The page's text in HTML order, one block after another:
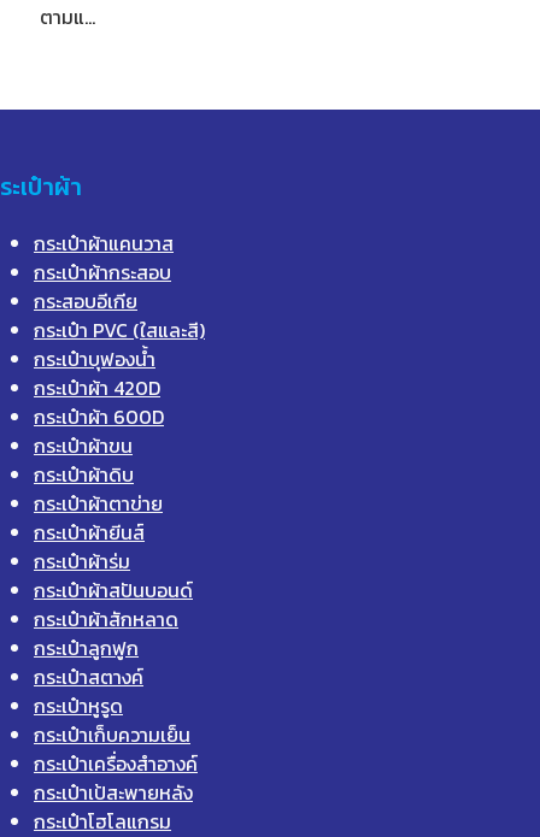
ตามแ…
ะเป๋าผ้า
กระเป๋าผ้าแคนวาส
กระเป๋าผ้ากระสอบ
กระสอบอีเกีย
กระเป๋า PVC (ใสและสี)
กระเป๋าบุฟองน้ำ
กระเป๋าผ้า 420D
กระเป๋าผ้า 600D
กระเป๋าผ้าขน
กระเป๋าผ้าดิบ
กระเป๋าผ้าตาข่าย
กระเป๋าผ้ายีนส์
กระเป๋าผ้าร่ม
กระเป๋าผ้าสปันบอนด์
กระเป๋าผ้าสักหลาด
กระเป๋าลูกฟูก
กระเป๋าสตางค์
กระเป๋าหูรูด
กระเป๋าเก็บความเย็น
กระเป๋าเครื่องสำอางค์
กระเป๋าเป้สะพายหลัง
กระเป๋าโฮโลแกรม